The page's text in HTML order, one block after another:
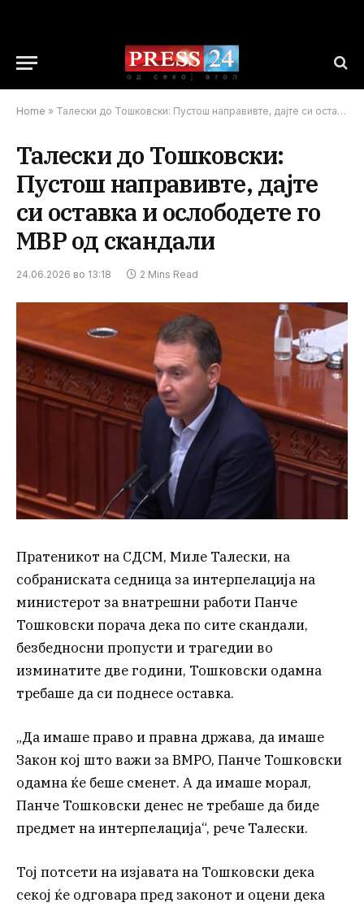
Home » Талески до Тошковски: Пустош направивте, дајте си оставка и ослободете го МВР од скандали
Талески до Тошковски:
Пустош направивте, дајте
си оставка и ослободете го
МВР од скандали
24.06.2026 во 13:18 2 Mins Read
Пратеникот на СДСМ, Миле Талески, на
собраниската седница за интерпелација на
министерот за внатрешни работи Панче
Тошковски порача дека по сите скандали,
безбедносни пропусти и трагедии во
изминатите две години, Тошковски одамна
требаше да си поднесе оставка.
„Да имаше право и правна држава, да имаше
Закон кој што важи за ВМРО, Панче Тошковски
одамна ќе беше сменет. А да имаше морал,
Панче Тошковски денес не требаше да биде
предмет на интерпелација“, рече Талески.
Тој потсети на изјавата на Тошковски дека
секој ќе одговара пред законот и оцени дека